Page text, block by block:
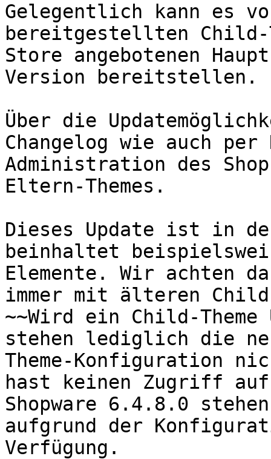
Gelegentlich kann es
bereitgestellten Child-
Store angebotenen
Version bereitstellen.
Über die
Changelog wie auch
Administration des
Eltern-Themes.
Dieses Update ist in
beinhaltet
Elemente. Wir achten
immer mit älteren
~~Wird ein Child-
stehen lediglich die
Theme-Konfiguration
hast keinen Zugriff auf
Shopware 6.4.8.0
aufgrund der
Verfügung.